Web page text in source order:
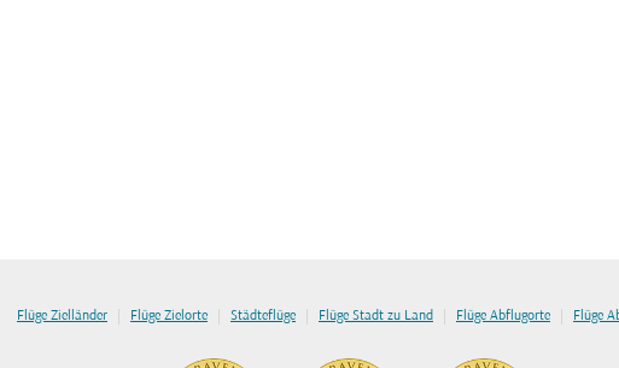
Flüge Zielländer | Flüge Zielorte | Städteflüge | Flüge Stadt zu Land | Flüge Abflugorte | Flüge